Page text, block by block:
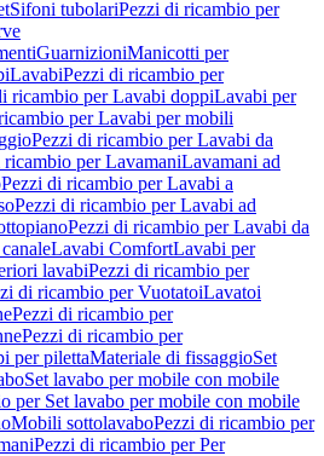
Sifoni tubolariPezzi di ricambio per
GuarnizioniManicotti per
LavabiPezzi di ricambio per
ricambio per Lavabi doppiLavabi per
per Lavabi per mobili
Pezzi di ricambio per Lavabi da
ricambio per LavamaniLavamani ad
Pezzi di ricambio per Lavabi a
Pezzi di ricambio per Lavabi ad
Pezzi di ricambio per Lavabi da
Lavabi ComfortLavabi per
lavabiPezzi di ricambio per
di ricambio per VuotatoiLavatoi
Pezzi di ricambio per
Pezzi di ricambio per
per pilettaMateriale di fissaggioSet
Set lavabo per mobile con mobile
per Set lavabo per mobile con mobile
Mobili sottolavaboPezzi di ricambio per
Pezzi di ricambio per Per